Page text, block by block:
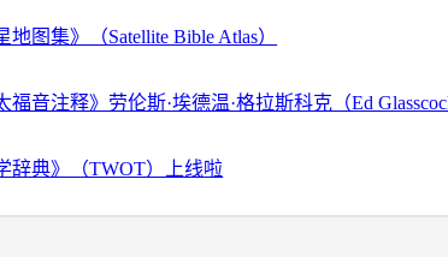
图集》（Satellite Bible Atlas）
音注释》劳伦斯·埃德温·格拉斯科克（Ed
辞典》（TWOT）上线啦